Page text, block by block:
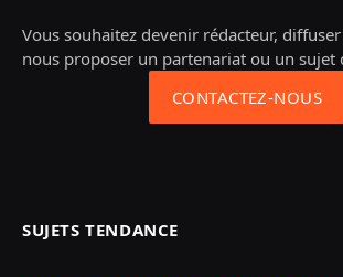
Vous souhaitez devenir rédacteur,
nous proposer un partenariat ou un sujet
CONTACTEZ-NOUS
SUJETS TENDANCE